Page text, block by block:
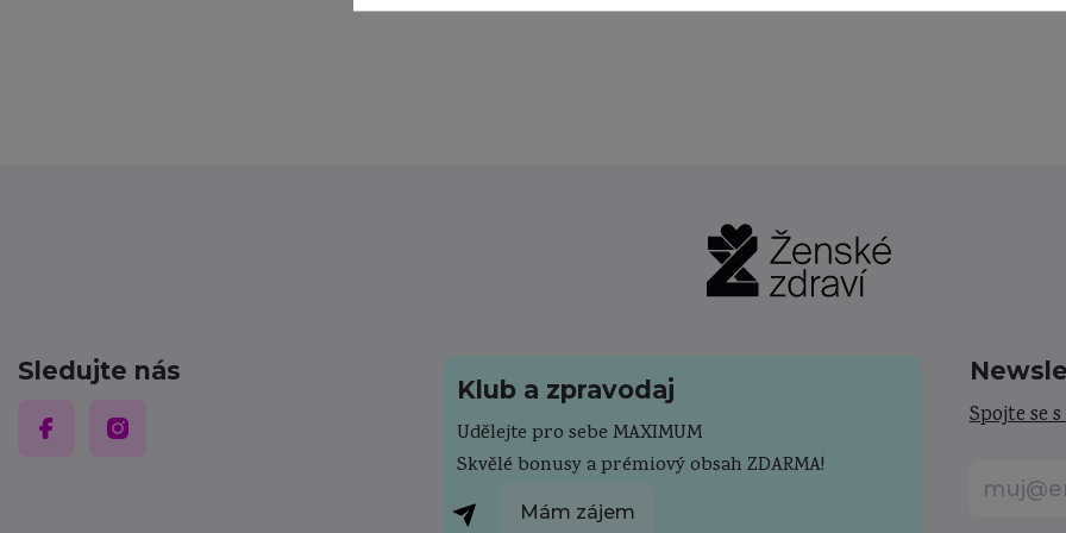
Sledujte nás
Klub a zpravodaj
Udělejte pro sebe MAXIMUM
Skvělé bonusy a prémiový obsah ZDARMA!
Mám zájem
Spojte se